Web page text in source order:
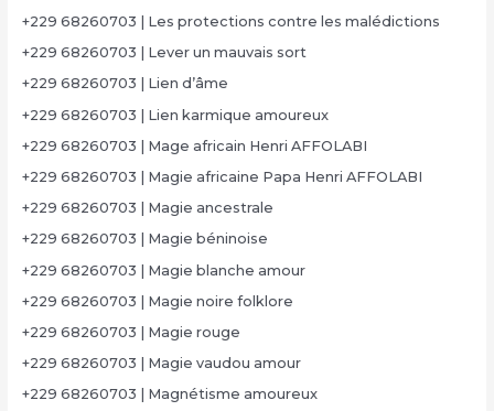
+229 68260703 | Les protections contre les malédictions
+229 68260703 | Lever un mauvais sort
+229 68260703 | Lien d’âme
+229 68260703 | Lien karmique amoureux
+229 68260703 | Mage africain Henri AFFOLABI
+229 68260703 | Magie africaine Papa Henri AFFOLABI
+229 68260703 | Magie ancestrale
+229 68260703 | Magie béninoise
+229 68260703 | Magie blanche amour
+229 68260703 | Magie noire folklore
+229 68260703 | Magie rouge
+229 68260703 | Magie vaudou amour
+229 68260703 | Magnétisme amoureux